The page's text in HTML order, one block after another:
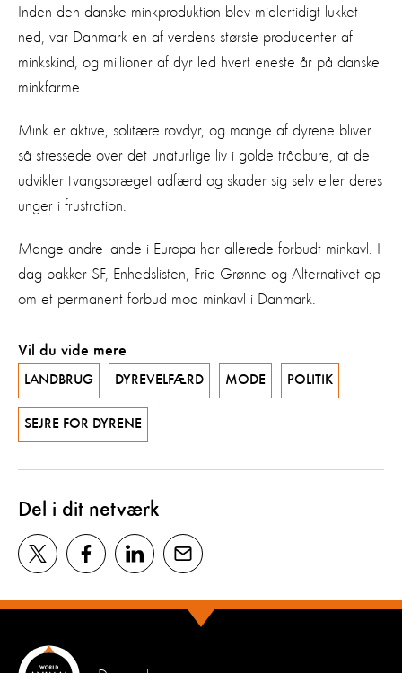
Inden den danske minkproduktion blev midlertidigt lukket
ned, var Danmark en af verdens største producenter af
minkskind, og millioner af dyr led hvert eneste år på danske
minkfarme.
Mink er aktive, solitære rovdyr, og mange af dyrene bliver
så stressede over det unaturlige liv i golde trådbure, at de
udvikler tvangspræget adfærd og skader sig selv eller deres
unger i frustration.
Mange andre lande i Europa har allerede forbudt minkavl. I
dag bakker SF, Enhedslisten, Frie Grønne og Alternativet op
om et permanent forbud mod minkavl i Danmark.
Vil du vide mere
LANDBRUG DYREVELFÆRD MODE POLITIK
SEJRE FOR DYRENE
Del i dit netværk